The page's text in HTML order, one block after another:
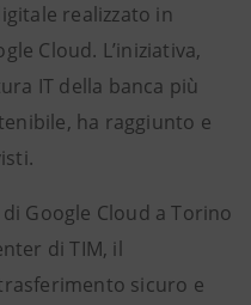
realizzato in
Cloud. L’iniziativa,
IT della banca più
ha raggiunto e
Google Cloud a Torino
di TIM, il
sicuro e